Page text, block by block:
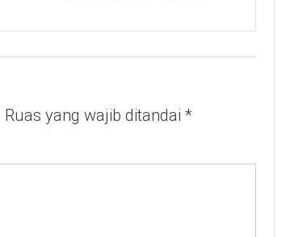
Ruas yang wajib ditandai *